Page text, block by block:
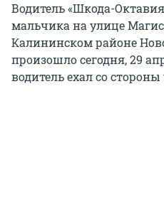
Водитель «Шкода-
мальчика на улице
Калининском районе
произошло сегодня, 29
водитель ехал со